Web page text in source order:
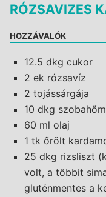
RÓZSAVIZES
HOZZÁVALÓK
12.5 dkg cukor
2 ek rózsavíz
2 tojássárgája
10 dkg
60 ml olaj
1 tk őrölt
25 dkg rizsliszt
volt, a többit
gluténmentes a